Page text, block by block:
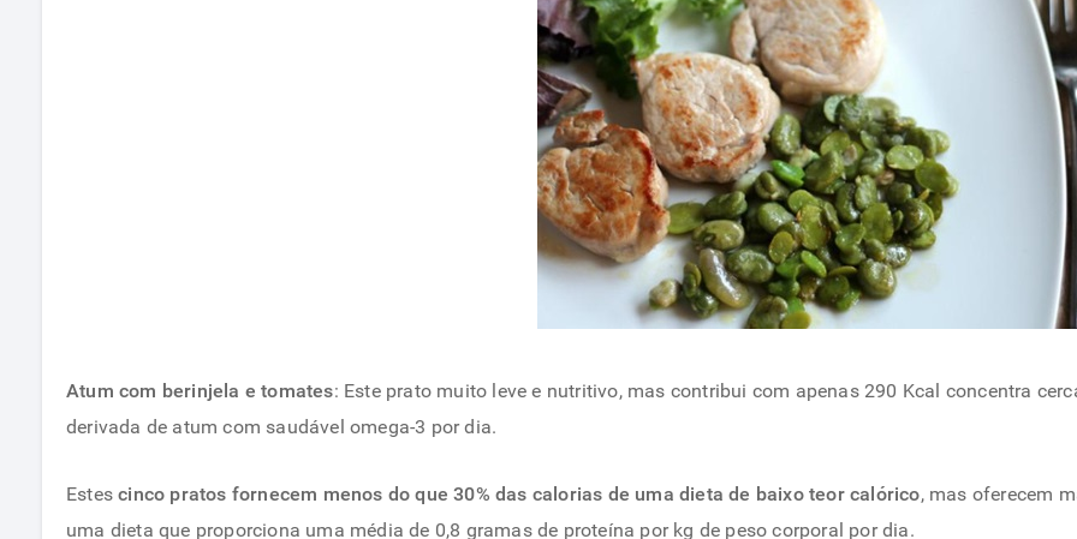
Atum com berinjela e tomates: Este prato muito leve e nutritivo, mas contribui com apenas 290 Kcal concentra
derivada de atum com saudável omega-3 por dia.
Estescinco pratos fornecem menos do que 30% das calorias de uma dieta de baixo teor calórico, mas oferecem
uma dieta que proporciona uma média de 0,8 gramas de proteína por kg de peso corporal por dia.